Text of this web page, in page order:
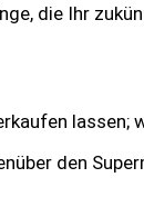
die Ihr
lassen;
den